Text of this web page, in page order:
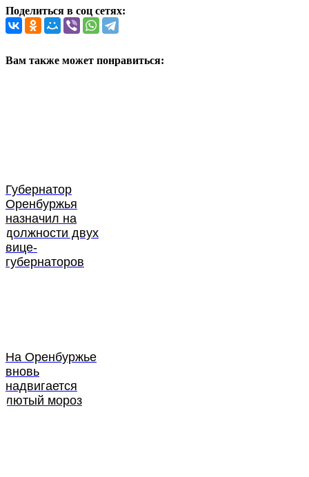
Поделиться в соц сетях:
Вам также может понравиться:
Губернатор
Оренбуржья
назначил на
должности двух
вице-
губернаторов
На Оренбуржье
вновь
надвигается
лютый мороз